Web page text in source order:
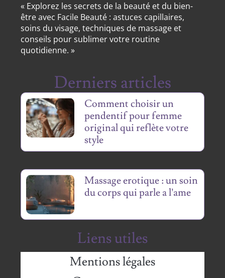
« Explorez les secrets de la beauté et du bien-
être avec Facile Beauté : astuces capillaires,
soins du visage, techniques de massage et
conseils pour sublimer votre routine
quotidienne. »
Derniers articles
Comment choisir un
pendentif pour femme
original qui reflète votre
style
Massage erotique : un soin
du corps qui parle a l’ame
Liens utiles
Mentions légales